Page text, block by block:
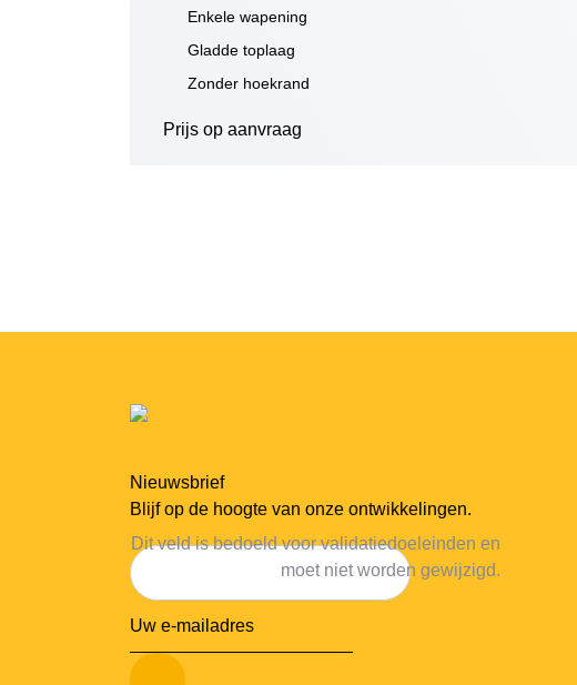
Enkele wapening
Gladde toplaag
Zonder hoekrand
Prijs op aanvraag
Nieuwsbrief
Blijf op de hoogte van onze ontwikkelingen.
Dit veld is bedoeld voor validatiedoeleinden en
moet niet worden gewijzigd.